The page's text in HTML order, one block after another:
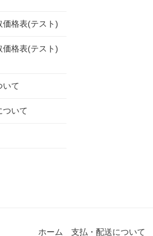
価格表(テスト)
価格表(テスト)
いて
ついて
ホーム 支払・配送について